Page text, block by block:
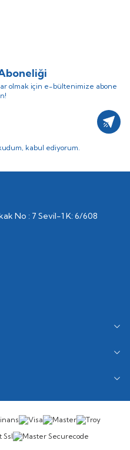
olmak için e-bültenimize abone
kabul ediyorum.
No : 7 Sevil-1 K: 6/608